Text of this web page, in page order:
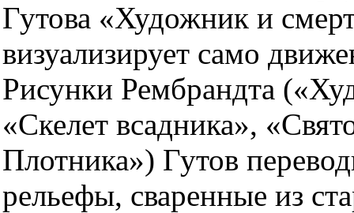
Гутова «Художник и
визуализирует само
Рисунки Рембрандта
«Скелет всадника»,
Плотника») Гутов
рельефы, сваренные из